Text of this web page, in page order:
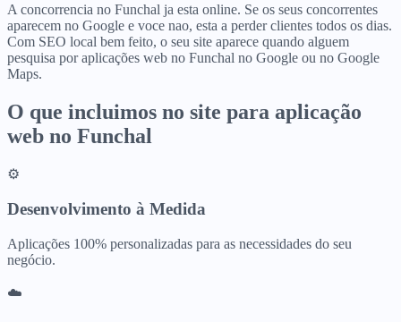
A concorrencia no Funchal ja esta online. Se os seus concorrentes
aparecem no Google e voce nao, esta a perder clientes todos os dias.
Com SEO local bem feito, o seu site aparece quando alguem
pesquisa por aplicações web no Funchal no Google ou no Google
Maps.
O que incluimos no site para aplicação
web no Funchal
⚙️
Desenvolvimento à Medida
Aplicações 100% personalizadas para as necessidades do seu
negócio.
☁️